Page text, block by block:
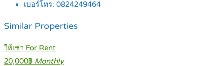
เบอร์โทร: 0824249464
Similar Properties
ให้เช่า For Rent
20,000฿ Monthly